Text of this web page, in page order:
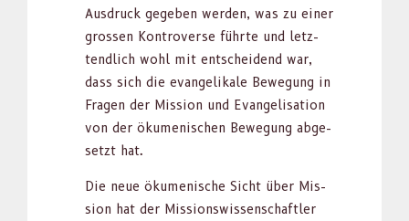
Aus­druck gegeben wer­den, was zu ein­er
grossen Kon­tro­verse führte und let­z­
tendlich wohl mit entschei­dend war,
dass sich die evan­ge­likale Bewe­gung in
Fra­gen der Mis­sion und Evan­ge­li­sa­tion
von der öku­menis­chen Bewe­gung abge­
set­zt hat.
Die neue öku­menis­che Sicht über Mis­
sion hat der Mis­sion­swis­senschaftler